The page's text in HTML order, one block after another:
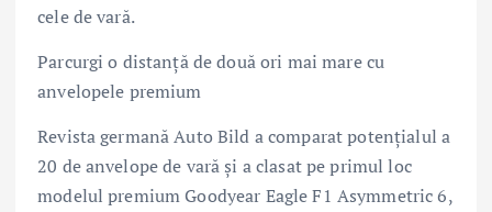
cele de vară.
Parcurgi o distanță de două ori mai mare cu
anvelopele premium
Revista germană Auto Bild a comparat potențialul a
20 de anvelope de vară și a clasat pe primul loc
modelul premium Goodyear Eagle F1 Asymmetric 6,